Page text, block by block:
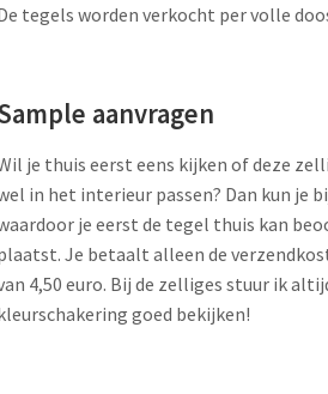
tegels worden verkocht per volle
aanvragen
je thuis eerst eens kijken of deze
in het interieur passen? Dan kun je
je eerst de tegel thuis kan
Je betaalt alleen de
4,50 euro. Bij de zelliges stuur ik
goed bekijken!